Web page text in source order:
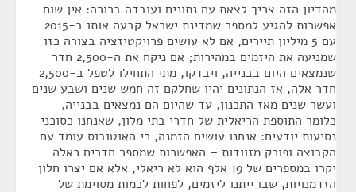
מהדיון הזה צריך לצאת עם נתונים ועובדה ברורה: אין שום
אפשרות להגיע למספר שמדינת ישראל קבעה אותו ב-2015
עם 5 מיליון תיירים, אם לא עושים פרויקטיזציה בצורה כזו
שמניעה את היזמים במהירות; אם ניקח את ה-2,500 חדר
שנמצאים היום בבנייה, ויבדקו, מתי התחילו לטפל ב-2,500
חדר אלה, אז הנתונים יהיו שחלקם זה חמש שנים ושבע שנים
ועשר שנים מאז התכנון, עד שהיום הם נמצאים בבנייה,
כלומר התוספת הריאלית של חדרי בתי מלון, שאנחנו כסוכני
נסיעות יודעים: אנחנו עושים הזמנה, כי האוטובוס עומד עם
הקבוצה ופורק מזוודות – האפשרות שמספר חדרים כאלה
יקרו במספרים של 19 אלף הוא לא ריאלי, אלא אם יצרו חלון
הזדמנויות, שבו ייתנו ליזמים, לפחות לכמות מסוימת של